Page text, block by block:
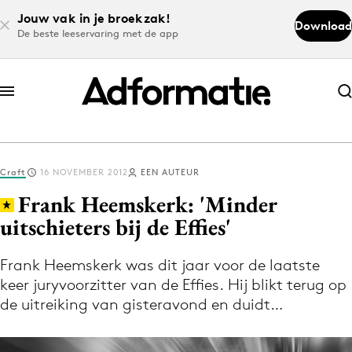
Jouw vak in je broekzak!
De beste leeservaring met de app
Download
Abonneer nu
Abonneer nu
Log in
Download de app
Volg het laatste nieuws via de Adformatie
Nieuws app
Craft 16 NOVEMBER 2012 EEN AUTEUR
Frank Heemskerk: 'Minder
uitschieters bij de Effies'
Frank Heemskerk was dit jaar voor de laatste
keer juryvoorzitter van de Effies. Hij blikt terug op
de uitreiking van gisteravond en duidt…